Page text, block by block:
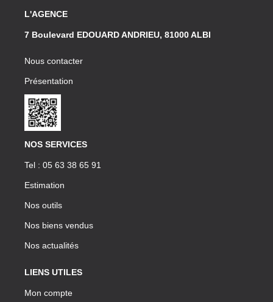
L'AGENCE
7 Boulevard EDOUARD ANDRIEU, 81000 ALBI
Nous contacter
Présentation
NOS SERVICES
Tel : 05 63 38 65 91
Estimation
Nos outils
Nos biens vendus
Nos actualités
LIENS UTILES
Mon compte